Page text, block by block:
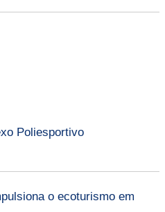
Poliesportivo
o ecoturismo em